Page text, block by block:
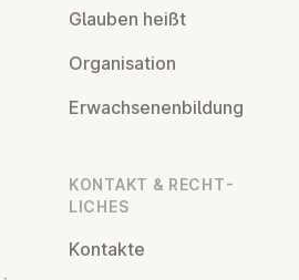
Glauben heißt
Or­gan­isa­tion
Er­wach­sen­en­bildung
KONTAKT & RECHT­
LICHES
Kontakte